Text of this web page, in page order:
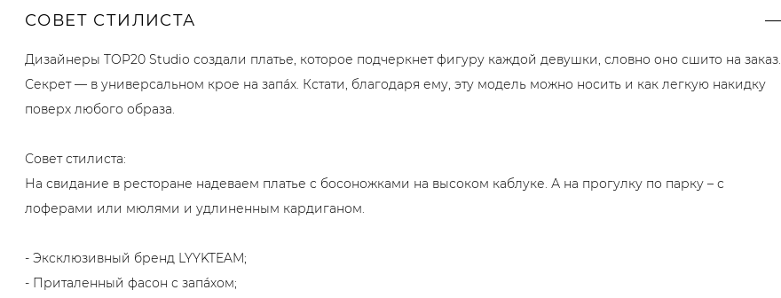
СОВЕТ СТИЛИСТА
Дизайнеры TOP20 Studio создали платье, которое подчеркнет фигуру каждой девушки, словно оно сшито на заказ.
Секрет — в универсальном крое на запáх. Кстати, благодаря ему, эту модель можно носить и как легкую накидку
поверх любого образа.
Совет стилиста:
На свидание в ресторане надеваем платье с босоножками на высоком каблуке. А на прогулку по парку – с
лоферами или мюлями и удлиненным кардиганом.
- Эксклюзивный бренд LYYKTEAM;
- Приталенный фасон с запáхом;